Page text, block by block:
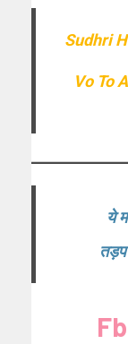
Sudhri
Vo To
ये
तड़प